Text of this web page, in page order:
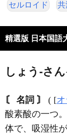
セルロイド 共
精選版 日本国語
しょう‐さん
〘 名詞 〙 ( [
酸素酸の一つ
体で、吸湿性